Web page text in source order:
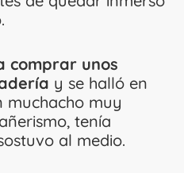
comprar unos
y se halló en
muchacho muy
tenía
al medio.